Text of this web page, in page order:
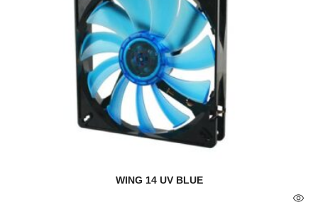
WING 14 UV BLUE